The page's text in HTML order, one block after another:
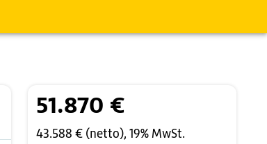
51.870 €
43.588 € (netto), 19% MwSt.